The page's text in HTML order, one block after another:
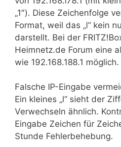
„1″). Diese Zeichenfolge
Format, weil das „l“ kein
darstellt. Bei der
Heimnetz.de Forum eine
wie 192.168.188.1 möglich.
Falsche IP-Eingabe
Ein kleines „l“ sieht der
Verwechseln ähnlich.
Eingabe Zeichen für
Stunde Fehlerbehebung.